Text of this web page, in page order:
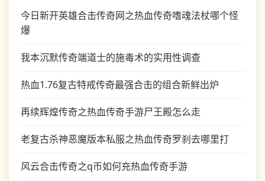
今日新开英雄合击传奇网之热血传奇嗜魂法杖哪个怪
爆
我本沉默传奇端道士的施毒术的实用性调查
热血1.76复古特戒传奇最强合击的组合新鲜出炉
再续辉煌传奇之热血传奇手游尸王殿怎么走
老复古杀神恶魔版本私服之热血传奇罗刹去哪里打
风云合击传奇之q币如何充热血传奇手游